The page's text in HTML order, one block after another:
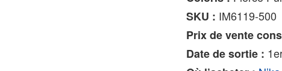
SKU : IM6119-500
Prix de vente
Date de sortie :